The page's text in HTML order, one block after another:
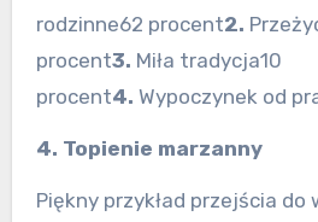
rodzinne62 procent2.
procent3. Miła tradycja10
procent4. Wypoczynek od
4. Topienie marzanny
Piękny przykład przejścia do